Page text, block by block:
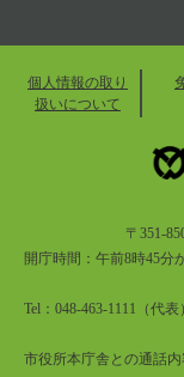
個人情報の取り
扱いについて
〒351-
開庁時間：午前8時45分
Tel：048-463-1111（代
市役所本庁舎との通話